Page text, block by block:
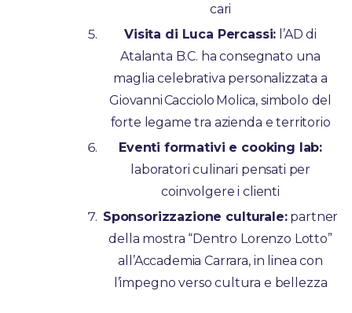
cari
Visita di Luca Percassi: l’AD di
Atalanta B.C. ha consegnato una
maglia celebrativa personalizzata a
Giovanni Cacciolo Molica, simbolo del
forte legame tra azienda e territorio
Eventi formativi e cooking lab:
laboratori culinari pensati per
coinvolgere i clienti
Sponsorizzazione culturale:partner
della mostra “Dentro Lorenzo Lotto”
all’Accademia Carrara, in linea con
l’impegno verso cultura e bellezza